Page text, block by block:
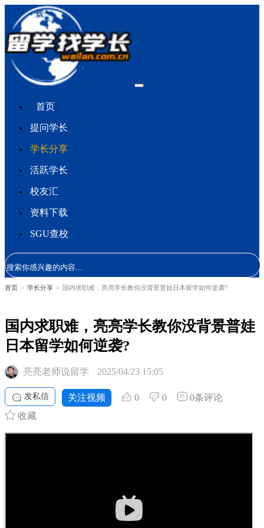
首页
提问学长
学长分享
活跃学长
校友汇
资料下载
SGU查校
首页 > 学长分享 > 国内求职难，亮亮学长教你没背景普娃日本留学如何逆袭?
国内求职难，亮亮学长教你没背景普娃
日本留学如何逆袭?
亮亮老师说留学 2025/04/23 15:05
发私信 关注视频 0 0
0条评论
收藏